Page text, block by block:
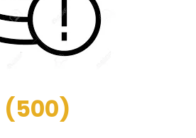
(500)